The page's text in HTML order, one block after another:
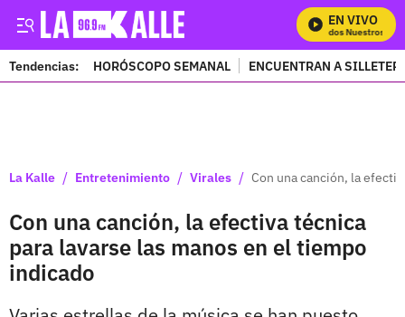
EN VIVO
Mira Todos Nuestros
Tendencias: HORÓSCOPO SEMANAL ENCUENTRAN A
La Kalle / Entretenimiento / Virales / Con una canción, la
Con una canción, la efectiva técnica
para lavarse las manos en el tiempo
indicado